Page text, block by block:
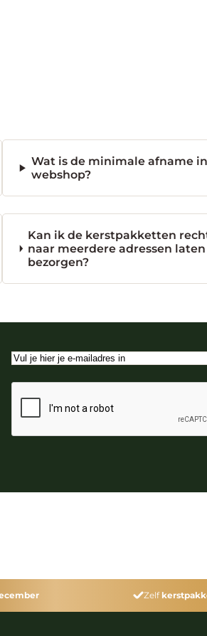
Wat is de minimale afname
webshop?
Kan ik de kerstpakketten
naar meerdere adressen laten
bezorgen?
E-
mailadres
Zelf